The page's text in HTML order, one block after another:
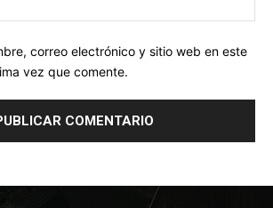
correo electrónico y sitio web en este
vez que comente.